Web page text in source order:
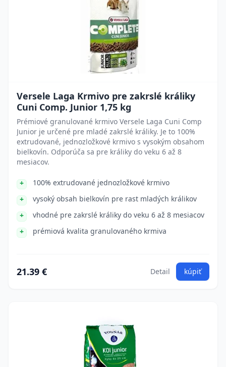
Versele Laga Krmivo pre zakrslé králiky
Cuni Comp. Junior 1,75 kg
Prémiové granulované krmivo Versele Laga Cuni Comp
Junior je určené pre mladé zakrslé králiky. Je to 100%
extrudované, jednozložkové krmivo s vysokým obsahom
bielkovín. Odporúča sa pre králiky do veku 6 až 8
mesiacov.
100% extrudované jednozložkové krmivo
vysoký obsah bielkovín pre rast mladých králikov
vhodné pre zakrslé králiky do veku 6 až 8 mesiacov
prémiová kvalita granulovaného krmiva
21.39 € Detail kúpiť